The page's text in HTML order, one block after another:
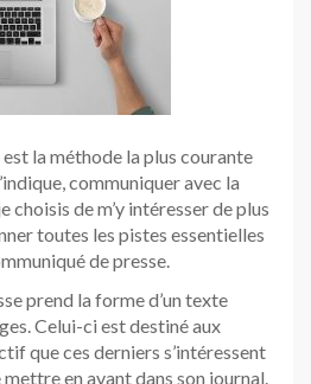
la méthode la plus courante
communiquer avec la
choisis de m’y intéresser de plus
toutes les pistes essentielles
de presse.
prend la forme d’un texte
Celui-ci est destiné aux
que ces derniers s’intéressent
en avant dans son journal.